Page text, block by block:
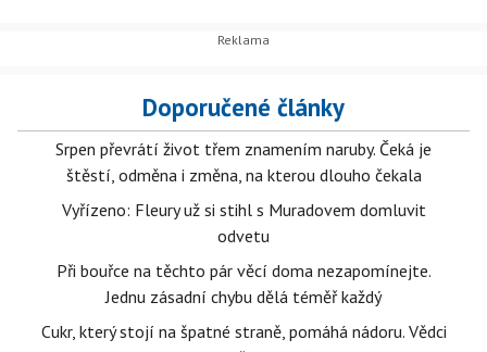
Doporučené články
Srpen převrátí život třem znamením naruby. Čeká je
štěstí, odměna i změna, na kterou dlouho čekala
Vyřízeno: Fleury už si stihl s Muradovem domluvit
odvetu
Při bouřce na těchto pár věcí doma nezapomínejte.
Jednu zásadní chybu dělá téměř každý
Cukr, který stojí na špatné straně, pomáhá nádoru. Vědci